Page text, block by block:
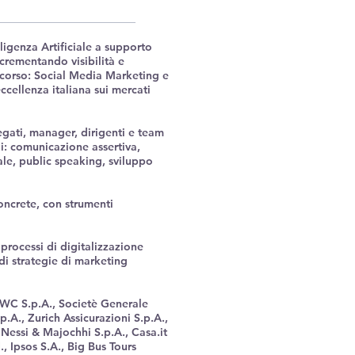
Artificiale a supporto
visibilità e
Social Media Marketing e
italiana sui mercati
manager, dirigenti e team
comunicazione assertiva,
public speaking, sviluppo
con strumenti
di digitalizzazione
strategie di marketing
S.p.A., Societè Generale
Zurich Assicurazioni S.p.A.,
& Majochhi S.p.A., Casa.it
Ipsos S.A., Big Bus Tours